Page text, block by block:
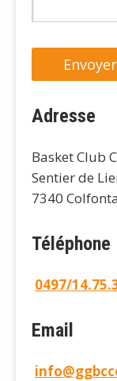
Adresse
Basket Club
Sentier de
7340
Téléphone
0497/
Email